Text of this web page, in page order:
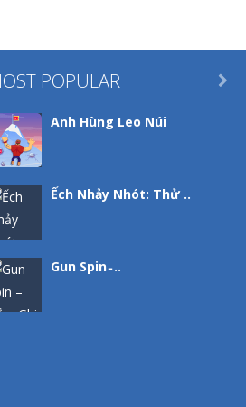
POPULAR
Anh Hùng Leo Núi
Ếch Nhảy Nhót: Thử ..
Gun Spin ̵ ..
